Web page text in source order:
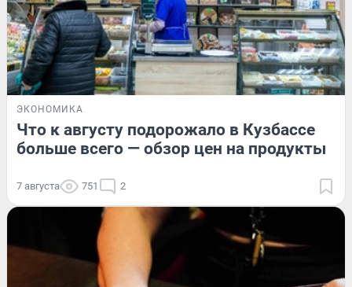
ЭКОНОМИКА
Что к августу подорожало в Кузбассе
больше всего — обзор цен на продукты
7 августа 751 2